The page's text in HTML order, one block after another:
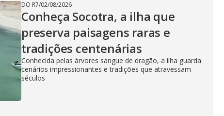
DO R7/02/08/2026
Conheça Socotra, a ilha que
preserva paisagens raras e
tradições centenárias
Conhecida pelas árvores sangue de dragão, a ilha guarda
cenários impressionantes e tradições que atravessam
séculos